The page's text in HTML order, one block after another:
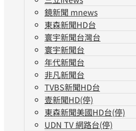
鏡新聞 mnews
東森新聞HD台
寰宇新聞台灣台
寰宇新聞台
年代新聞台
非凡新聞台
TVBS新聞HD台
壹新聞HD(停)
東森新聞美國HD台(停)
UDN TV 網路台(停)